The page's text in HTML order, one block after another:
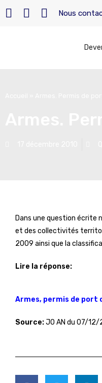
Nous
Dans une question écrite
et des collectivités
2009 ainsi que la
Lire la réponse:
Armes, permis de port
Source:JO AN du 07/12/